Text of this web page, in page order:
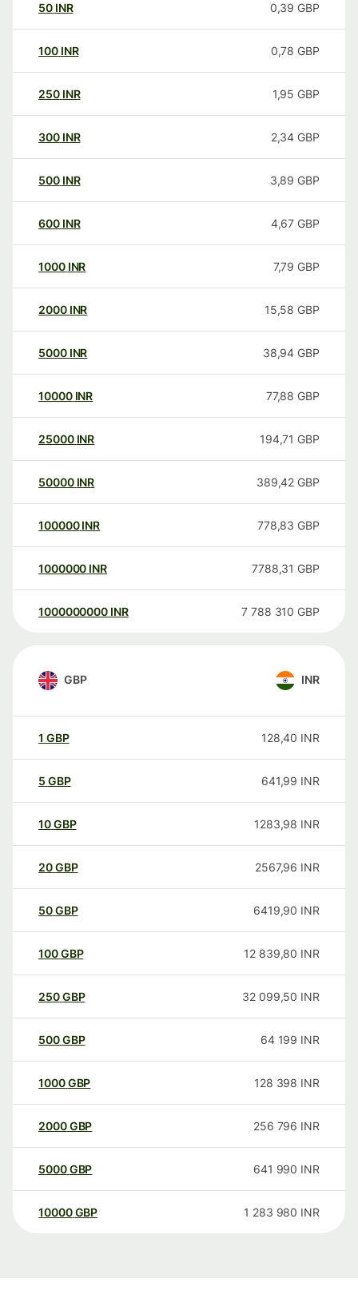
50 INR 0,39 GBP
100 INR 0,78 GBP
250 INR 1,95 GBP
300 INR 2,34 GBP
500 INR 3,89 GBP
600 INR 4,67 GBP
1000 INR 7,79 GBP
2000 INR 15,58 GBP
5000 INR 38,94 GBP
10000 INR 77,88 GBP
25000 INR 194,71 GBP
50000 INR 389,42 GBP
100000 INR 778,83 GBP
1000000 INR 7788,31 GBP
1000000000 INR 7 788 310 GBP
GBP INR
1 GBP 128,40 INR
5 GBP 641,99 INR
10GBP 1283,98 INR
20GBP 2567,96 INR
50GBP 6419,90 INR
100GBP 12 839,80 INR
250GBP 32 099,50 INR
500GBP 64 199 INR
1000GBP 128 398 INR
2000GBP 256 796 INR
5000GBP 641 990 INR
10000 GBP 1 283 980 INR